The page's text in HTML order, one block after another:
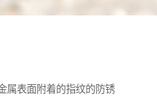
属表面附着的指纹的防锈